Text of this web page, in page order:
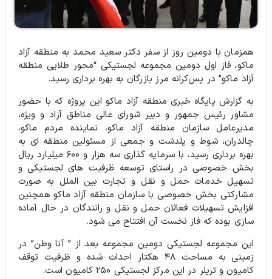
همزمان با دومین روز از سفر دکتر سعید محمد به منطقه آزاد
ماکو، فاز اول دومین مجموعه لجستیکی “محور طلایی منطقه
آزاد ماکو” در پس‌کرانه مرز بازرگان به بهره برداری رسید.
به گزارش پایگاه خبری منطقه آزاد ماکو این پروژه که با حضور
مشاور رئیس جمهور و دبیر شورای عالی مناطق آزاد و ويژه،‌
مدیرعامل سازمان منطقه آزاد ماکو، نماینده مردم ماکو،
چالدران، شوط و پلدشت و جمعی از مسئولین منطقه ای به
بهره برداری رسید، با سرمایه گذاری سه هزار و ۶۰۰ میلیارد ریال
بخش خصوصی در راستای توسعه ظرفیت های لجستیکی و
تسهیل خدمات حمل و نقل و تجارت بین الملل به صورت
مشارکتی بخش خصوصی با سازمان منطقه آزاد ماکو همچنین
افزایش تسهیلات فعالان حمل و نقل و رانندگان در حال آماده
سازی بوده که فاز نخست آن افتتاح می شود.
این مجموعه لجستیکی دومین مجموعه بعد از ” آنا وطن” در
زمینی به مساحت ۴۸ هکتار احداث شده و ظرفیت توقف
کامیون و تریلر در این مرکز لجستیکی ۲۵۰ کامیون است.